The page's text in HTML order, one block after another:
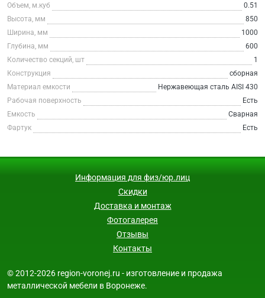
Объем, м.куб
0.51
Высота, мм
850
Ширина, мм
1000
Глубина, мм
600
Количество секций, шт
1
Конструкция
сборная
Материал емкости
Нержавеющая сталь AISI 430
Рабочая поверхность
Есть
Емкость
Сварная
Фартук
Есть
Информация для физ/юр.лиц
Скидки
Доставка и монтаж
Фотогалерея
Отзывы
Контакты
© 2012-2026 region-voronej.ru - изготовление и продажа
металлической мебели в Воронеже.